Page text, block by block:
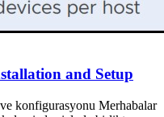
and Setup
konfigurasyonu Merhabalar